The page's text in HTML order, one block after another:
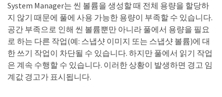
System Manager는 씬 볼륨을 생성할 때 전체 용량을 할당하
지 않기 때문에 풀에 사용 가능한 용량이 부족할 수 있습니다.
공간 부족으로 인해 씬 볼륨뿐만 아니라 풀에서 용량을 필요
로 하는 다른 작업(예: 스냅샷 이미지 또는 스냅샷 볼륨)에 대
한 쓰기 작업이 차단될 수 있습니다. 하지만 풀에서 읽기 작업
은 계속 수행할 수 있습니다. 이러한 상황이 발생하면 경고 임
계값 경고가 표시됩니다.